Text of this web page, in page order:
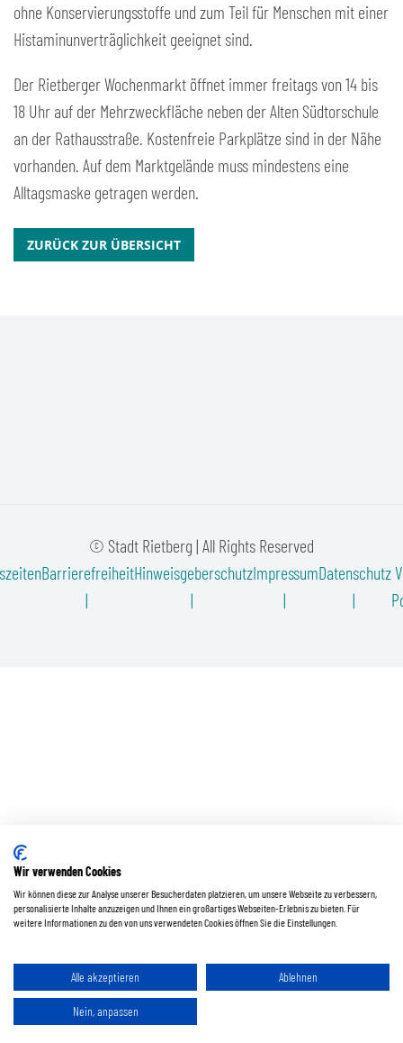
ohne Konservierungsstoffe und zum Teil für Menschen mit einer
Histaminunverträglichkeit geeignet sind.
Der Rietberger Wochenmarkt öffnet immer freitags von 14 bis
18 Uhr auf der Mehrzweckfläche neben der Alten Südtorschule
an der Rathausstraße. Kostenfreie Parkplätze sind in der Nähe
vorhanden. Auf dem Marktgelände muss mindestens eine
Alltagsmaske getragen werden.
ZURÜCK ZUR ÜBERSICHT
© Stadt Rietberg | All Rights Reserved
BarrierefreiheitHinweisgeberschutzImpressumDatenschutz
Wir verwenden Cookies
Wir können diese zur Analyse unserer Besucherdaten platzieren, um unsere Webseite zu verbessern,
personalisierte Inhalte anzuzeigen und Ihnen ein großartiges Webseiten-Erlebnis zu bieten. Für
weitere Informationen zu den von uns verwendeten Cookies öffnen Sie die Einstellungen.
Alle akzeptieren Ablehnen
Nein, anpassen